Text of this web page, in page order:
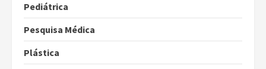
Pediátrica
Pesquisa Médica
Plástica